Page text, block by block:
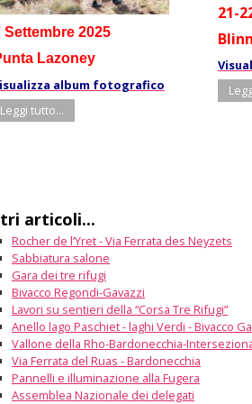
Settembre 2025
Lazoney
album fotografico
Leggi tutto...
21-
articoli...
Rocher de l’Yret - Via Ferrata des Neyzets
Sabbiatura salone
Gara dei tre rifugi
Bivacco Regondi-Gavazzi
Lavori su sentieri della “Corsa Tre Rifugi”
Anello lago Paschiet - laghi Verdi - Bivacco
Vallone della Rho-Bardonecchia-
Via Ferrata del Ruas - Bardonecchia
Pannelli e illuminazione alla Fugera
Assemblea Nazionale dei delegati